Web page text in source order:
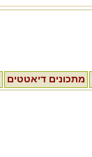
מתכונים דיאטטים